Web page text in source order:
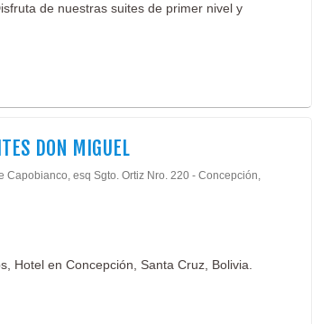
de nuestras suites de primer nivel y
DON MIGUEL
Capobianco, esq Sgto. Ortiz Nro. 220 - Concepción,
Hotel en Concepción, Santa Cruz, Bolivia.